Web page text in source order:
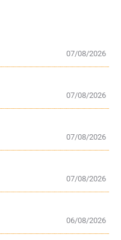
07/08/2026
07/08/2026
07/08/2026
07/08/2026
06/08/2026